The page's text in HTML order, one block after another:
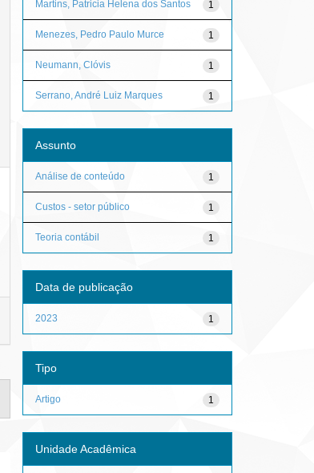
1
Martins, Patricia Helena dos Santos
1
Menezes, Pedro Paulo Murce
1
Neumann, Clóvis
1
Serrano, André Luiz Marques
Assunto
1
Análise de conteúdo
1
Custos - setor público
1
Teoria contábil
Data de publicação
1
2023
Tipo
1
Artigo
Unidade Acadêmica